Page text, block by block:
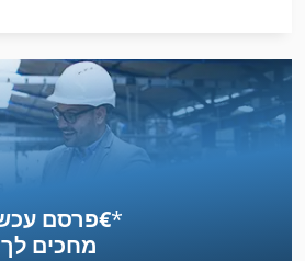
פרסם עכשיו החל מ־‏4.49 ‏€*
מחכים לך